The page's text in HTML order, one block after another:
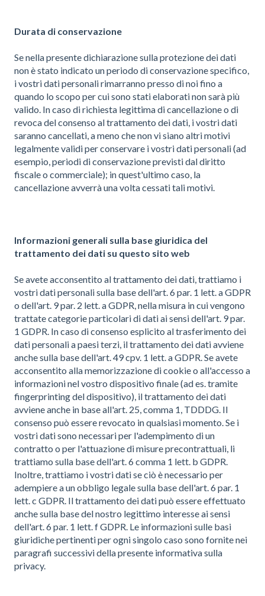
Durata di conservazione
Se nella presente dichiarazione sulla protezione dei dati
non è stato indicato un periodo di conservazione specifico,
i vostri dati personali rimarranno presso di noi fino a
quando lo scopo per cui sono stati elaborati non sarà più
valido. In caso di richiesta legittima di cancellazione o di
revoca del consenso al trattamento dei dati, i vostri dati
saranno cancellati, a meno che non vi siano altri motivi
legalmente validi per conservare i vostri dati personali (ad
esempio, periodi di conservazione previsti dal diritto
fiscale o commerciale); in quest'ultimo caso, la
cancellazione avverrà una volta cessati tali motivi.
Informazioni generali sulla base giuridica del
trattamento dei dati su questo sito web
Se avete acconsentito al trattamento dei dati, trattiamo i
vostri dati personali sulla base dell'art. 6 par. 1 lett. a GDPR
o dell'art. 9 par. 2 lett. a GDPR, nella misura in cui vengono
trattate categorie particolari di dati ai sensi dell'art. 9 par.
1 GDPR. In caso di consenso esplicito al trasferimento dei
dati personali a paesi terzi, il trattamento dei dati avviene
anche sulla base dell'art. 49 cpv. 1 lett. a GDPR. Se avete
acconsentito alla memorizzazione di cookie o all'accesso a
informazioni nel vostro dispositivo finale (ad es. tramite
fingerprinting del dispositivo), il trattamento dei dati
avviene anche in base all'art. 25, comma 1, TDDDG. Il
consenso può essere revocato in qualsiasi momento. Se i
vostri dati sono necessari per l'adempimento di un
contratto o per l'attuazione di misure precontrattuali, li
trattiamo sulla base dell'art. 6 comma 1 lett. b GDPR.
Inoltre, trattiamo i vostri dati se ciò è necessario per
adempiere a un obbligo legale sulla base dell'art. 6 par. 1
lett. c GDPR. Il trattamento dei dati può essere effettuato
anche sulla base del nostro legittimo interesse ai sensi
dell'art. 6 par. 1 lett. f GDPR. Le informazioni sulle basi
giuridiche pertinenti per ogni singolo caso sono fornite nei
paragrafi successivi della presente informativa sulla
privacy.